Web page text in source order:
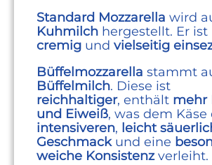
Standard Mozzarella wird
Kuhmilch hergestellt. Er ist
cremig und vielseitig
Büffelmozzarella stammt
Büffelmilch. Diese ist
reichhaltiger, enthält mehr
und Eiweiß, was dem Käse
intensiveren, leicht
Geschmackund eine
weiche Konsistenzverleiht.